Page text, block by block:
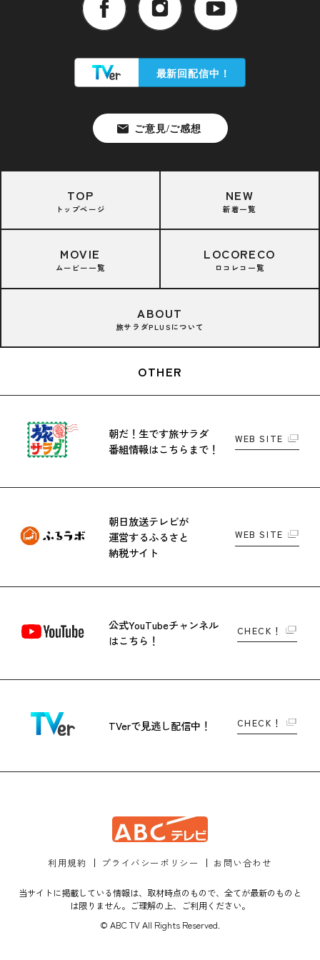
TOP
トップページ
NEW
新着一覧
MOVIE
ムービー一覧
LOCORECO
ロコレコ一覧
ABOUT
旅サラダPLUSについて
OTHER
朝だ！生です旅サラダ
番組情報はこちらまで！
WEB SITE
朝日放送テレビが
運営するふるさと
納税サイト
WEB SITE
公式YouTubeチャンネル
はこちら！
CHECK！
TVerで見逃し配信中！ CHECK！
利用規約 プライバシーポリシー お問い合わせ
当サイトに掲載している情報は、取材時点のもので、全てが最新のものと
は限りません。ご理解の上、ご利用ください。
© ABC TV All Rights Reserved.